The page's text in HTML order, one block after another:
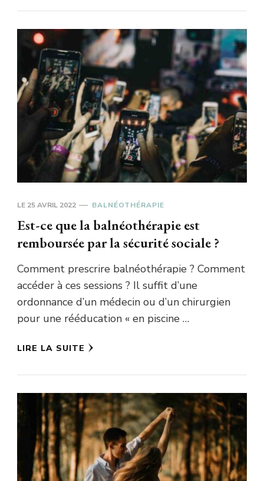
LE 25 AVRIL 2022 BALNÉOTHÉRAPIE
Est-ce que la balnéothérapie est
remboursée par la sécurité sociale ?
Comment prescrire balnéothérapie ? Comment
accéder à ces sessions ? Il suffit d’une
ordonnance d’un médecin ou d’un chirurgien
pour une rééducation « en piscine …
LIRE LA SUITE